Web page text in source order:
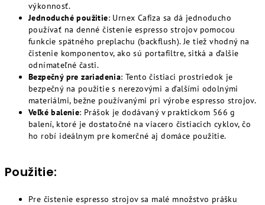
výkonnosť.
Jednoduché použitie: Urnex Cafiza sa dá jednoducho
používať na denné čistenie espresso strojov pomocou
funkcie spätného preplachu (backflush). Je tiež vhodný na
čistenie komponentov, ako sú portafiltre, sitká a ďalšie
odnímateľné časti.
Bezpečný pre zariadenia: Tento čistiaci prostriedok je
bezpečný na použitie s nerezovými a ďalšími odolnými
materiálmi, bežne používanými pri výrobe espresso strojov.
Veľké balenie: Prášok je dodávaný v praktickom 566 g
balení, ktoré je dostatočné na viacero čistiacich cyklov, čo
ho robí ideálnym pre komerčné aj domáce použitie.
Použitie:
Pre čistenie espresso strojov sa malé množstvo prášku